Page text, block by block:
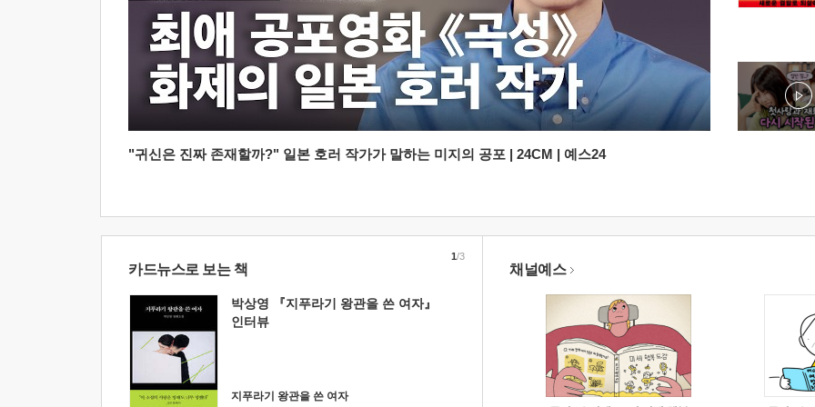
"귀신은 진짜 존재할까?" 일본 호러 작가가 말하는 미지의 공포 | 24CM | 예스24
카드뉴스로 보는 책
박상영 『지푸라기 왕관을 쓴 여자』
인터뷰
지푸라기 왕관을 쓴 여자
1/3
채널예스